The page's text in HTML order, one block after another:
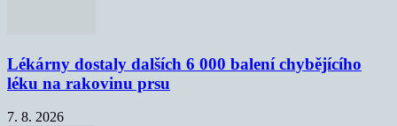
Lékárny dostaly dalších 6 000 balení chybějícího
léku na rakovinu prsu
7. 8. 2026